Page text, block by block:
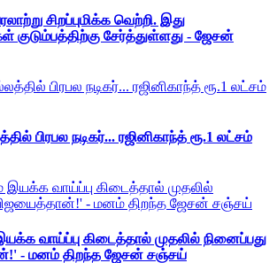
சிறப்புமிக்க வெற்றி. இது
குடும்பத்திற்கு சேர்த்துள்ளது - ஜேசன்
பிரபல நடிகர்... ரஜினிகாந்த் ரூ.1 லட்சம்
வாய்ப்பு கிடைத்தால் முதலில் நினைப்பது
- மனம் திறந்த ஜேசன் சஞ்சய்